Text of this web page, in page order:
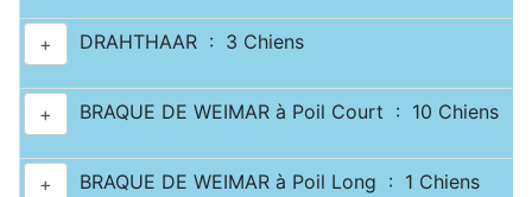
+ DRAHTHAAR : 3 Chiens
+ BRAQUE DE WEIMAR à Poil Court : 10 Chiens
+ BRAQUE DE WEIMAR à Poil Long : 1 Chiens